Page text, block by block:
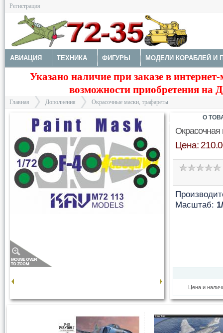
Регистрация
АВИАЦИЯ ТЕХНИКА ФИГУРЫ МОДЕЛИ КОРАБЛЕЙ И
ДОПОЛНЕНИЯ ДЕКАЛИ КОЛЕСА НАБОРЫ
КРАСКИ И ИНСТРУМЕНТЫ
Указано наличие при заказе в
возможности приобретения на
Главная Дополнения
>
Окрасочные маски, трафареты
Окрасочная
Цена:
Масштаб:
Цена и
О